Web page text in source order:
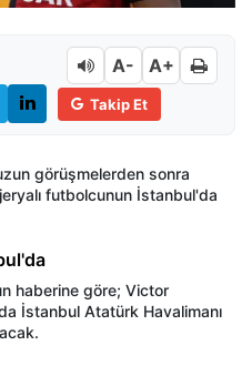
A- A+
Takip Et
görüşmelerden sonra
futbolcunun İstanbul'da
haberine göre; Victor
İstanbul Atatürk Havalimanı